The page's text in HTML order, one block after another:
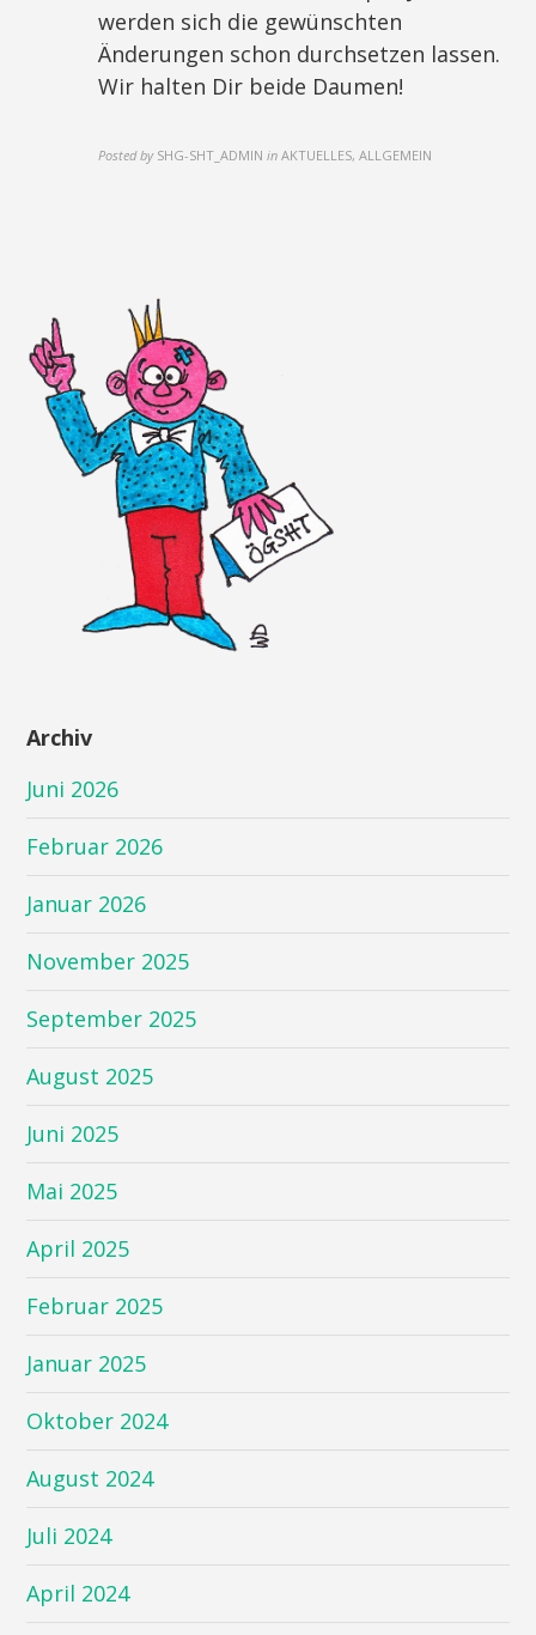
werden sich die gewünschten
Änderungen schon durchsetzen lassen.
Wir halten Dir beide Daumen!
Posted by SHG-SHT_ADMIN in AKTUELLES, ALLGEMEIN
Archiv
Juni 2026
Februar 2026
Januar 2026
November 2025
September 2025
August 2025
Juni 2025
Mai 2025
April 2025
Februar 2025
Januar 2025
Oktober 2024
August 2024
Juli 2024
April 2024